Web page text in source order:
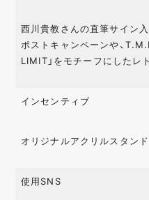
西川貴教さんの直筆サイン
ポストキャンペーンや、
LIMIT」をモチーフにしたレ
インセンティブ
オリジナルアクリルスタン
使用SNS